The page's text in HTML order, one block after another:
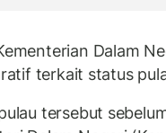
Dalam
terkait status
tersebut